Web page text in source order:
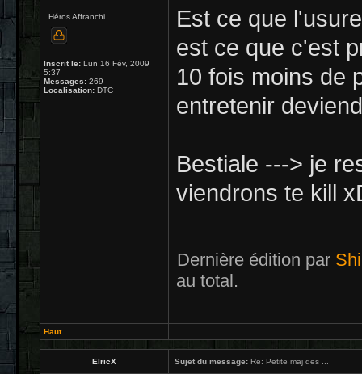
Héros Affranchi
Inscrit le: Lun 16 Fév, 2009
5:37
Messages: 269
Localisation: DTC
Est ce que
est ce que c'est
10 fois moins de
entretenir
Bestiale ---> je
viendrons te kill
Dernière édition par
au total.
Haut
ElricX Sujet du message: Re: Petite maj des ...